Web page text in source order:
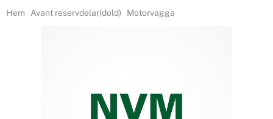
Hem Avant reservdelar(dold) Motorvagga